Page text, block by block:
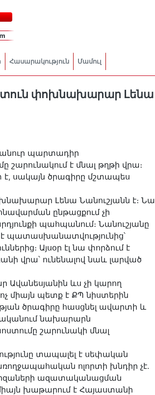
Հասարակություն Մամուլ
փոխնախարար Լենա
պարտադիր
է մնալ թղթի վրա։
սակայն ծրագիրը մշտապես
Լենա Նանուշյանն է։ Նա
ընթացքում չի
պահպանում։ Նանուշյանը
է պատասխանատվությունից՝
Այսօր էլ նա փորձում է
վրա՝ ունենալով նաև լարված
Ավանեսյանին ևս չի կարող
միայն պետք է ՔՊ նիստերին
ծրագիրը հասցնել ավարտի և
նախարարն
շարունակի մնալ
տապալել է սեփական
ոլորտի խնդիր չէ.
ազատականացման
խաթարում է Հայաստանի